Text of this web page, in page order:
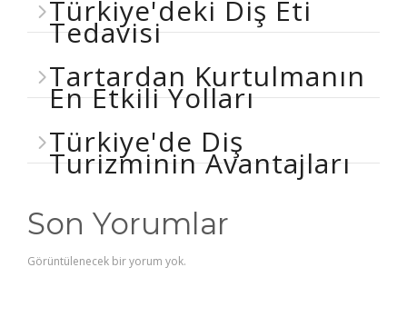
Türkiye'deki Diş Eti
Tedavisi
Tartardan Kurtulmanın
En Etkili Yolları
Türkiye'de Diş
Turizminin Avantajları
Son Yorumlar
Görüntülenecek bir yorum yok.